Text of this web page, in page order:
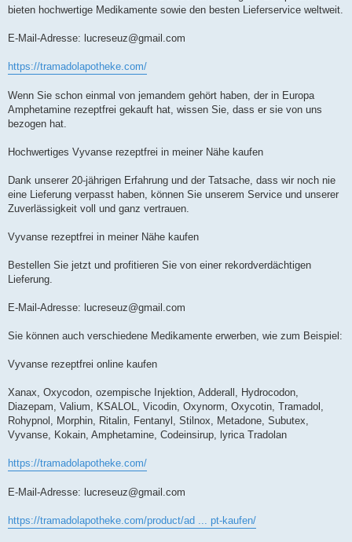
bieten hochwertige Medikamente sowie den besten Lieferservice weltweit.
E-Mail-Adresse: lucreseuz@gmail.com
https://tramadolapotheke.com/
Wenn Sie schon einmal von jemandem gehört haben, der in Europa
Amphetamine rezeptfrei gekauft hat, wissen Sie, dass er sie von uns
bezogen hat.
Hochwertiges Vyvanse rezeptfrei in meiner Nähe kaufen
Dank unserer 20-jährigen Erfahrung und der Tatsache, dass wir noch nie
eine Lieferung verpasst haben, können Sie unserem Service und unserer
Zuverlässigkeit voll und ganz vertrauen.
Vyvanse rezeptfrei in meiner Nähe kaufen
Bestellen Sie jetzt und profitieren Sie von einer rekordverdächtigen
Lieferung.
E-Mail-Adresse: lucreseuz@gmail.com
Sie können auch verschiedene Medikamente erwerben, wie zum Beispiel:
Vyvanse rezeptfrei online kaufen
Xanax, Oxycodon, ozempische Injektion, Adderall, Hydrocodon,
Diazepam, Valium, KSALOL, Vicodin, Oxynorm, Oxycotin, Tramadol,
Rohypnol, Morphin, Ritalin, Fentanyl, Stilnox, Metadone, Subutex,
Vyvanse, Kokain, Amphetamine, Codeinsirup, lyrica Tradolan
https://tramadolapotheke.com/
E-Mail-Adresse: lucreseuz@gmail.com
https://tramadolapotheke.com/product/ad ... pt-kaufen/